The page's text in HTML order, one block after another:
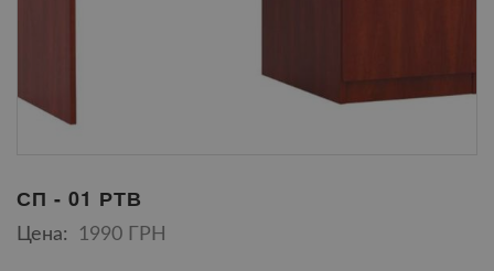
СП - 01 РТВ
Цена: 1990 ГРН